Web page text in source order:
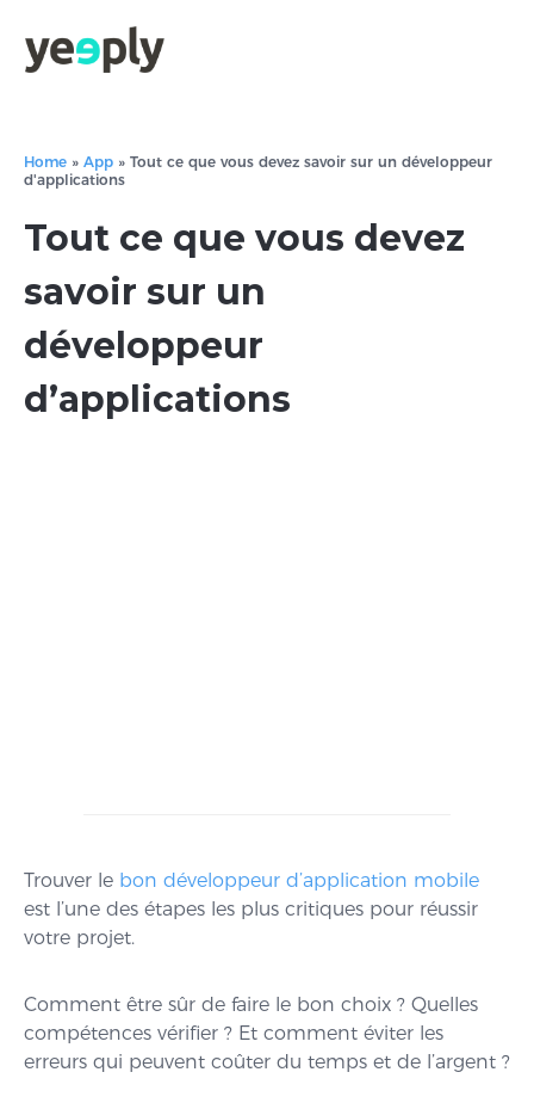
Home » App » Tout ce que vous devez savoir sur un développeur
d'applications
Tout ce que vous devez
savoir sur un
développeur
d’applications
Trouver le bon développeur d’application mobile
est l’une des étapes les plus critiques pour réussir
votre projet.
Comment être sûr de faire le bon choix ? Quelles
compétences vérifier ? Et comment éviter les
erreurs qui peuvent coûter du temps et de l’argent ?